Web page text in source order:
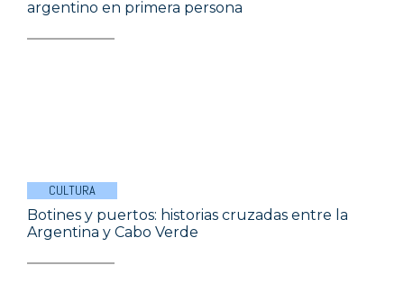
argentino en primera persona
CULTURA
Botines y puertos: historias cruzadas entre la
Argentina y Cabo Verde